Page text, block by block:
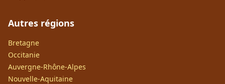
Autres régions
Bretagne
Occitanie
Auvergne-Rhône-Alpes
Nouvelle-Aquitaine